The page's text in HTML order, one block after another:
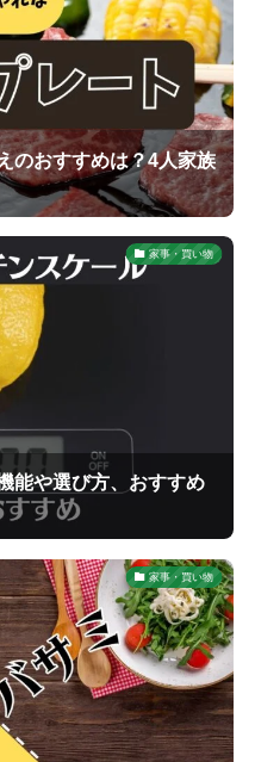
のおすすめは？4人家族
家事・買い物
能や選び方、おすすめ
家事・買い物